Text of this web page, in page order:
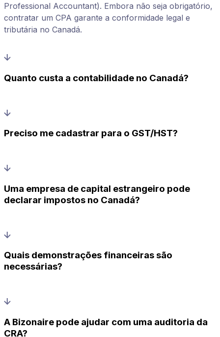
Professional Accountant). Embora não seja obrigatório,
contratar um CPA garante a conformidade legal e
tributária no Canadá.
Quanto custa a contabilidade no Canadá?
Preciso me cadastrar para o GST/HST?
Uma empresa de capital estrangeiro pode
declarar impostos no Canadá?
Quais demonstrações financeiras são
necessárias?
A Bizonaire pode ajudar com uma auditoria da
CRA?